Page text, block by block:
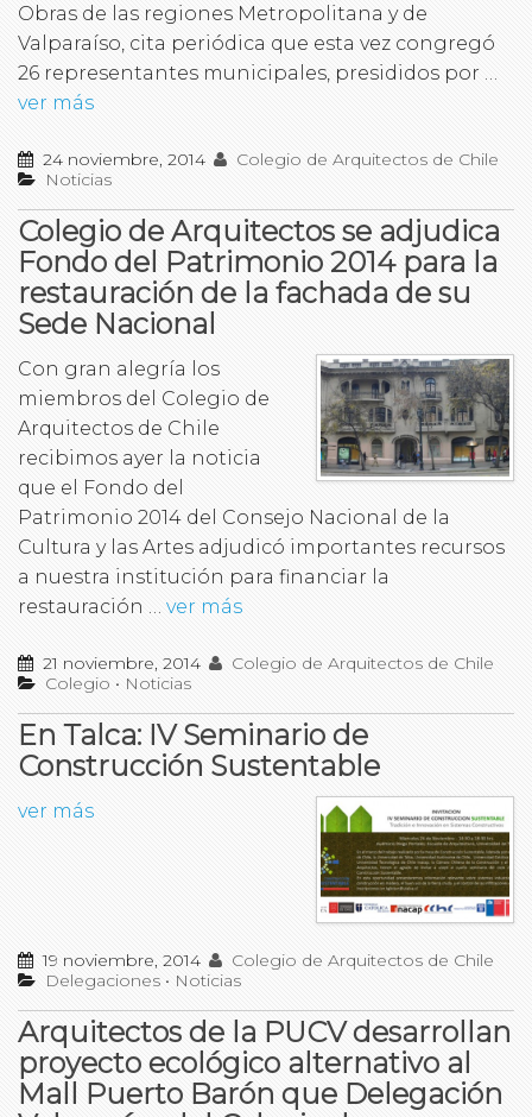
Obras de las regiones Metropolitana y de
Valparaíso, cita periódica que esta vez congregó
26 representantes municipales, presididos por …
ver más
24 noviembre, 2014
Colegio de Arquitectos de Chile
Noticias
Colegio de Arquitectos se adjudica
Fondo del Patrimonio 2014 para la
restauración de la fachada de su
Sede Nacional
Con gran alegría los
miembros del Colegio de
Arquitectos de Chile
recibimos ayer la noticia
que el Fondo del
Patrimonio 2014 del Consejo Nacional de la
Cultura y las Artes adjudicó importantes recursos
a nuestra institución para financiar la
restauración … ver más
21 noviembre, 2014
Colegio de Arquitectos de Chile
Colegio • Noticias
En Talca: IV Seminario de
Construcción Sustentable
ver más
19 noviembre, 2014
Colegio de Arquitectos de Chile
Delegaciones • Noticias
Arquitectos de la PUCV desarrollan
proyecto ecológico alternativo al
Mall Puerto Barón que Delegación